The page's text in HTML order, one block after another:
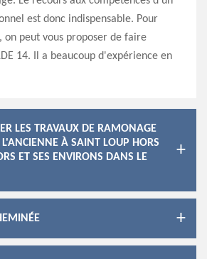
est donc indispensable. Pour
on peut vous proposer de faire
14. Il a beaucoup d'expérience en
LES TRAVAUX DE RAMONAGE
L'ANCIENNE À SAINT LOUP HORS
ET SES ENVIRONS DANS LE